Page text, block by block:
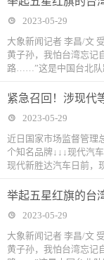
2023-05-29
大象新闻记者 李昌/文
黄子孙，我怕台湾忘记
路……”这是中国台北队
紧急召回！涉现
2023-05-29
近日国家市场监督管理
个知名品牌↓↓↓现代汽
现代新胜达汽车日前，
举起五星红旗的台
2023-05-29
大象新闻记者 李昌/文
黄子孙，我怕台湾忘记